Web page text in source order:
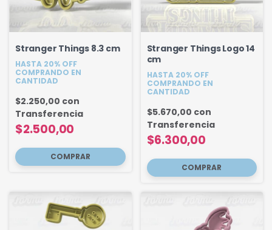
Stranger Things 8.3 cm
HASTA 20% OFF
COMPRANDO EN
CANTIDAD
$2.500,00
$2.250,00 con
Transferencia
Stranger Things Logo 14
cm
HASTA 20% OFF
COMPRANDO EN
CANTIDAD
$6.300,00
$5.670,00 con
Transferencia